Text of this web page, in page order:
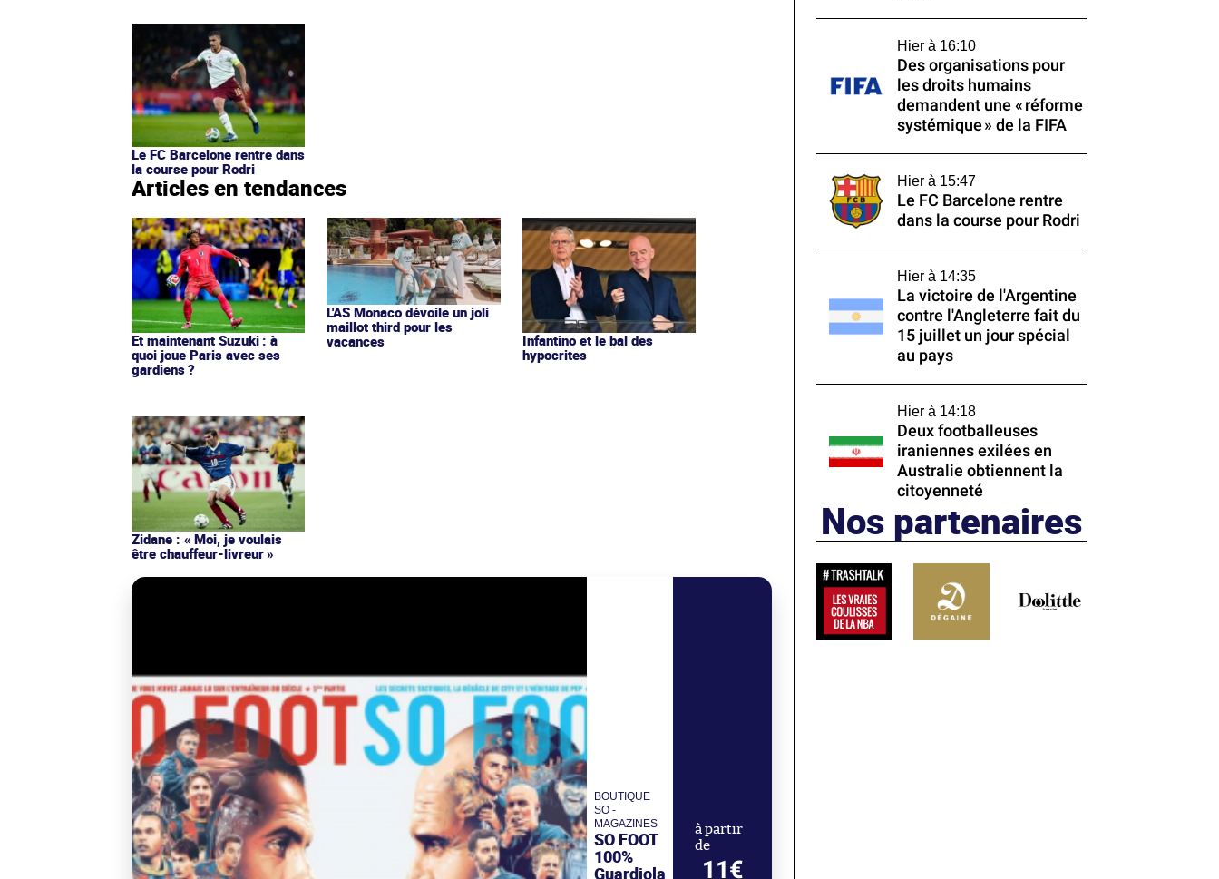
Le FC Barcelone rentre dans
la course pour Rodri
Articles en tendances
Et maintenant Suzuki : à
quoi joue Paris avec ses
gardiens ?
L'AS Monaco dévoile un joli
maillot third pour les
vacances
Infantino et le bal des
hypocrites
Zidane : « Moi, je voulais
être chauffeur-livreur »
BOUTIQUE
SO -
MAGAZINES
SO FOOT
100%
Guardiola
à partir
de
11€
Hier à 16:10
Des organisations pour
les droits humains
demandent une « réforme
systémique » de la FIFA
Hier à 15:47
Le FC Barcelone rentre
dans la course pour Rodri
Hier à 14:35
La victoire de l'Argentine
contre l'Angleterre fait du
15 juillet un jour spécial
au pays
Hier à 14:18
Deux footballeuses
iraniennes exilées en
Australie obtiennent la
citoyenneté
Nos partenaires